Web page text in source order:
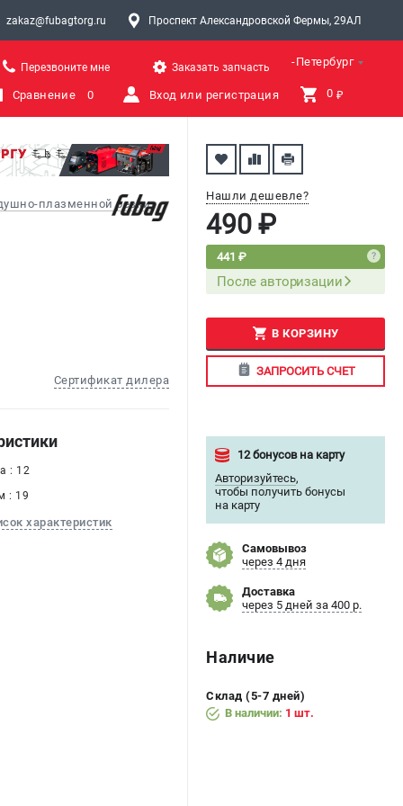
zakaz@fubagtorg.ru Проспект Александровской Фермы, 29АЛ
Санкт-Петербург
Перезвоните мне Заказать запчасть
Сравнение 0 Вход или регистрация 0 ₽
плазменной резки
Сертификат дилера
Нашли дешевле?
490 ₽
441 ₽
После авторизации
В КОРЗИНУ
ЗАПРОСИТЬ СЧЕТ
12 бонусов на карту
Авторизуйтесь,
чтобы получить бонусы
на карту
Самовывоз
через 4 дня
Доставка
через 5 дней за 400 р.
Наличие
Склад (5-7 дней)
В наличии: 1 шт.
: 12
: 19
характеристик